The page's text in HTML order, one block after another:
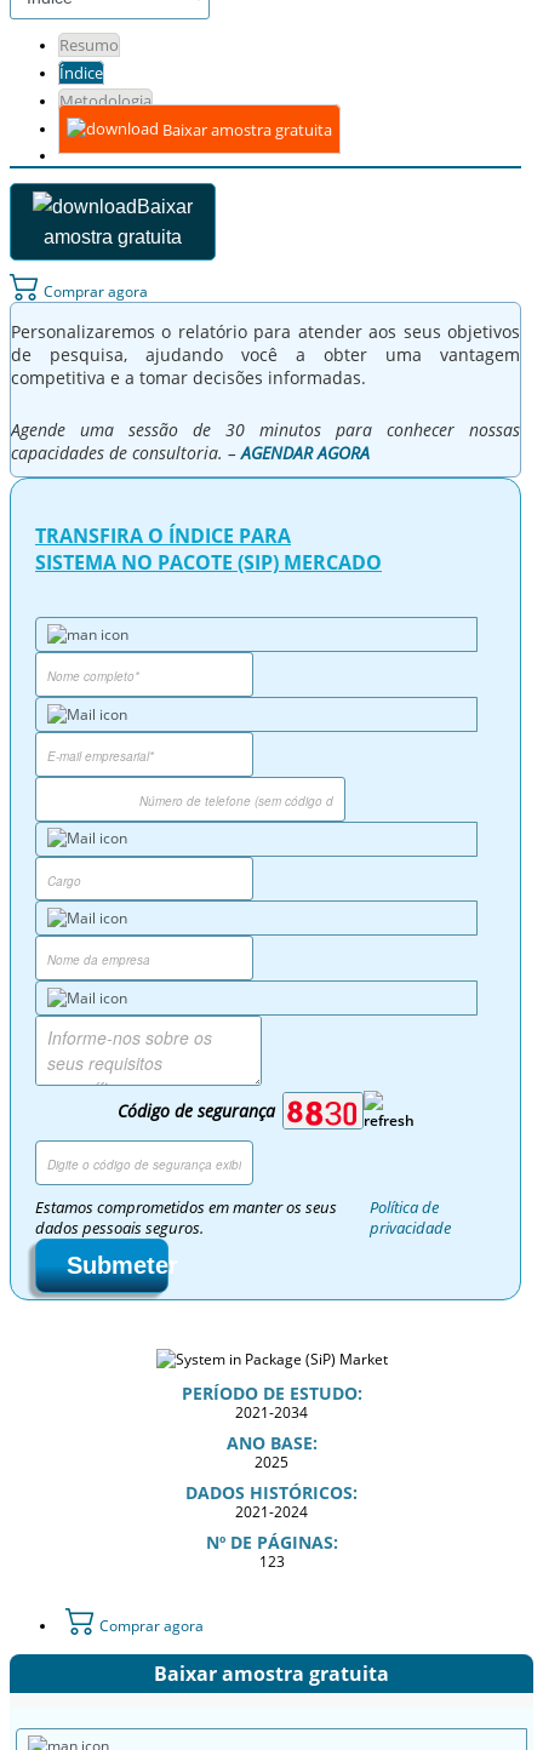
Resumo
Índice
Metodologia
Baixar amostra gratuita
Baixar
amostra gratuita
Comprar agora
Personalizaremos o relatório para atender aos seus objetivos
de pesquisa, ajudando você a obter uma vantagem
competitiva e a tomar decisões informadas.
Agende uma sessão de 30 minutos para conhecer nossas
capacidades de consultoria. –AGENDAR AGORA
TRANSFIRA O ÍNDICE PARA
SISTEMA NO PACOTE (SIP) MERCADO
Código de segurança
Estamos comprometidos em manter os seus
dados pessoais seguros.
Política de
privacidade
Submeter
PERÍODO DE ESTUDO:
2021-2034
ANO BASE:
2025
DADOS HISTÓRICOS:
2021-2024
Nº DE PÁGINAS:
123
Comprar agora
Baixar amostra gratuita